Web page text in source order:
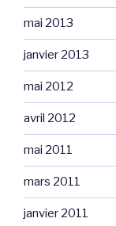
mai 2013
janvier 2013
mai 2012
avril 2012
mai 2011
mars 2011
janvier 2011